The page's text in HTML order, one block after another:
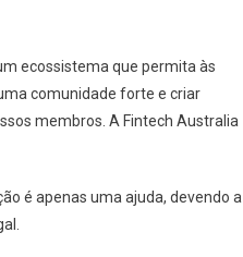
ecossistema que permita às
comunidade forte e criar
membros. A Fintech Australia
é apenas uma ajuda, devendo a